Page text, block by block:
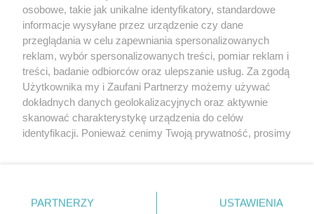
Zapamiętać?
Zaloguj
Zapomniałem hasła
Copyright © 2022 Kurier Szczeciński sp. z o.o.
osobowe, takie jak unikalne identyfikatory, standardowe
informacje wysyłane przez urządzenie czy dane
przeglądania w celu zapewniania spersonalizowanych
reklam, wybór spersonalizowanych treści, pomiar reklam i
treści, badanie odbiorców oraz ulepszanie usług. Za zgodą
Użytkownika my i Zaufani Partnerzy możemy używać
dokładnych danych geolokalizacyjnych oraz aktywnie
skanować charakterystykę urządzenia do celów
identyfikacji. Ponieważ cenimy Twoją prywatność, prosimy
prywatności znajdujący się w lewym dolnym rogu strony
. Niektóre rodzaje przetwarzania danych nie wymagają
PARTNERZY USTAWIENIA